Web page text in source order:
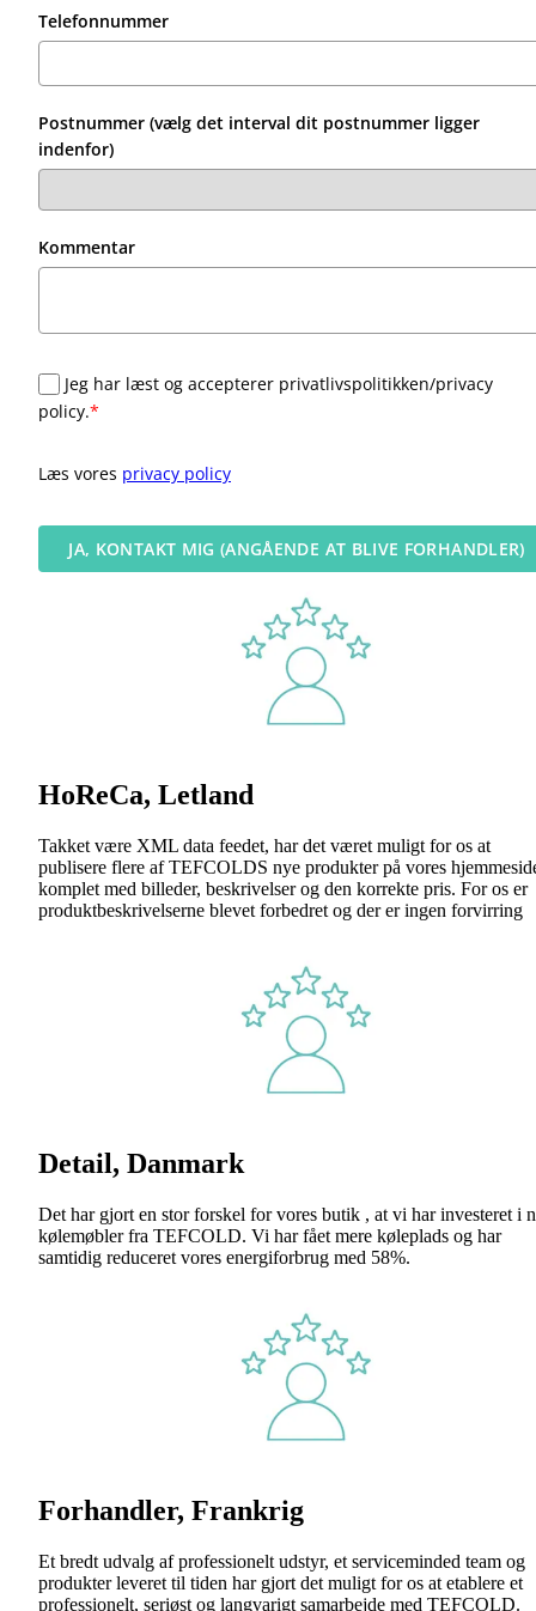
Telefonnummer
Postnummer (vælg det interval dit postnummer ligger
indenfor)
Kommentar
Jeg har læst og accepterer privatlivspolitikken/privacy
policy.*
Læs vores privacy policy
JA, KONTAKT MIG (ANGÅENDE AT BLIVE FORHANDLER)
HoReCa, Letland
Takket være XML data feedet, har det været muligt for os at
publisere flere af TEFCOLDS nye produkter på vores
komplet med billeder, beskrivelser og den korrekte pris. For os er
produktbeskrivelserne blevet forbedret og der er ingen forvirring
Detail, Danmark
Det har gjort en stor forskel for vores butik , at vi har investeret i
kølemøbler fra TEFCOLD. Vi har fået mere køleplads og har
samtidig reduceret vores energiforbrug med 58%.
Forhandler, Frankrig
Et bredt udvalg af professionelt udstyr, et serviceminded team og
produkter leveret til tiden har gjort det muligt for os at etablere et
professionelt, seriøst og langvarigt samarbejde med TEFCOLD.